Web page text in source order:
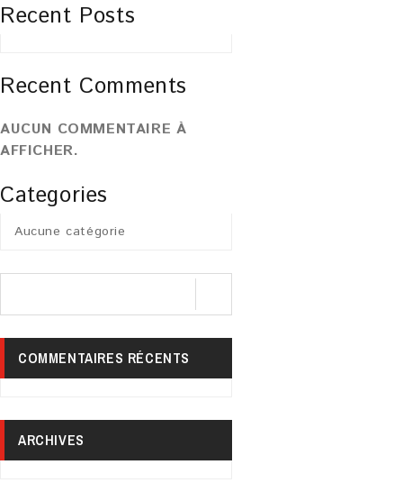
Recent Posts
Recent Comments
AUCUN COMMENTAIRE À
AFFICHER.
Categories
Aucune catégorie
COMMENTAIRES RÉCENTS
ARCHIVES